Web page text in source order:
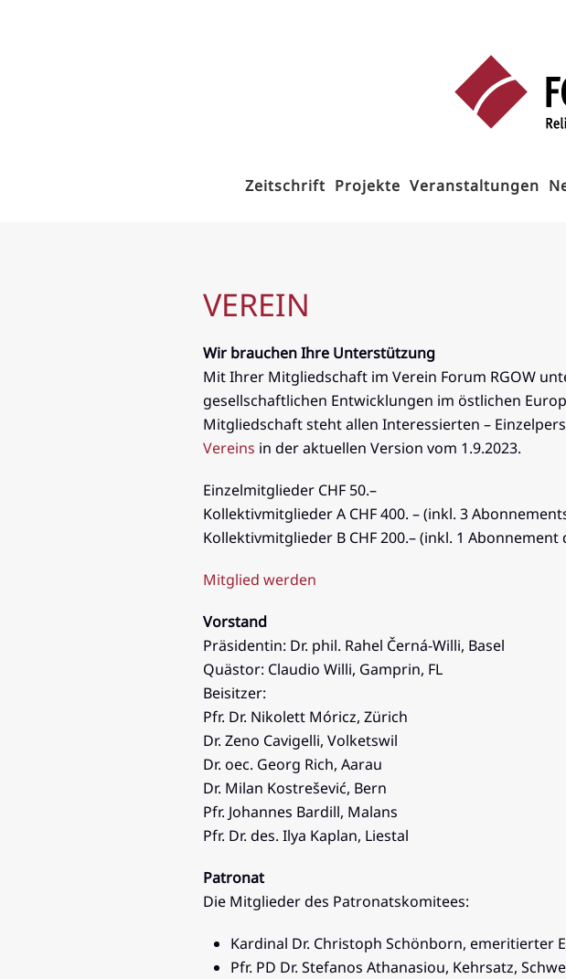
Zeitschrift Projekte Veranstaltungen
VEREIN
Wir brauchen Ihre Unterstützung
Mit Ihrer Mitgliedschaft im Verein Forum RGOW
gesellschaftlichen Entwicklungen im östlichen
Mitgliedschaft steht allen Interessierten –
Vereins in der aktuellen Version vom 1.9.2023.
Einzelmitglieder CHF 50.–
Kollektivmitglieder A CHF 400. – (inkl. 3
Kollektivmitglieder B CHF 200.– (inkl. 1
Mitglied werden
Vorstand
Präsidentin: Dr. phil. Rahel Černá-Willi, Basel
Quästor: Claudio Willi, Gamprin, FL
Beisitzer:
Pfr. Dr. Nikolett Móricz, Zürich
Dr. Zeno Cavigelli, Volketswil
Dr. oec. Georg Rich, Aarau
Dr. Milan Kostrešević, Bern
Pfr. Johannes Bardill, Malans
Pfr. Dr. des. Ilya Kaplan, Liestal
Patronat
Die Mitglieder des Patronatskomitees:
Kardinal Dr. Christoph Schönborn, emeritierter
Pfr. PD Dr. Stefanos Athanasiou, Kehrsatz,